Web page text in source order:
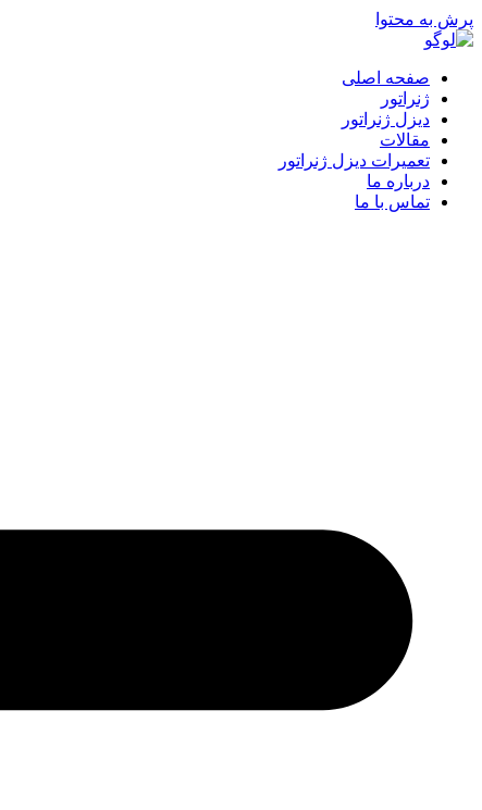
پرش به محتوا
صفحه اصلی
ژنراتور
دیزل ژنراتور
مقالات
تعمیرات دیزل ژنراتور
درباره ما
تماس با ما